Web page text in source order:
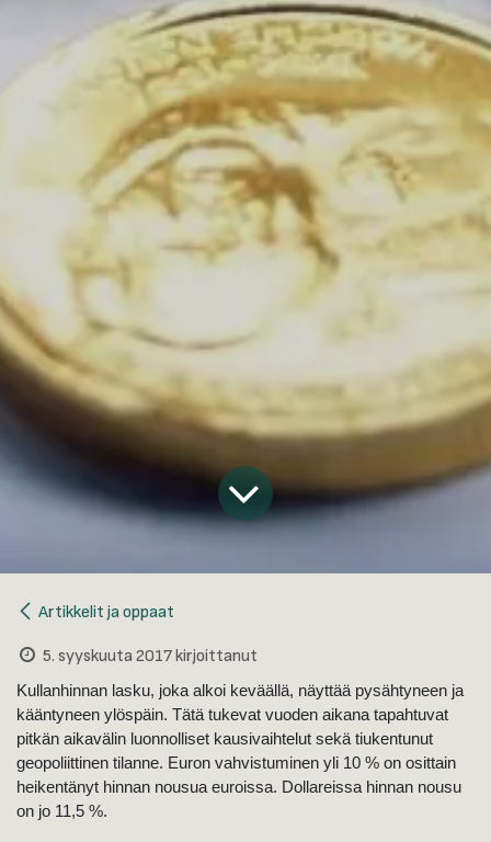
Artikkelit ja oppaat
5. syyskuuta 2017kirjoittanut
Kullanhinnan lasku, joka alkoi keväällä, näyttää pysähtyneen ja
kääntyneen ylöspäin. Tätä tukevat vuoden aikana tapahtuvat
pitkän aikavälin luonnolliset kausivaihtelut sekä tiukentunut
geopoliittinen tilanne. Euron vahvistuminen yli 10 % on osittain
heikentänyt hinnan nousua euroissa. Dollareissa hinnan nousu
on jo 11,5 %.